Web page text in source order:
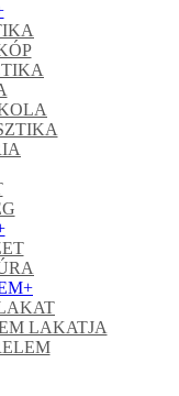
+
LAKATJA